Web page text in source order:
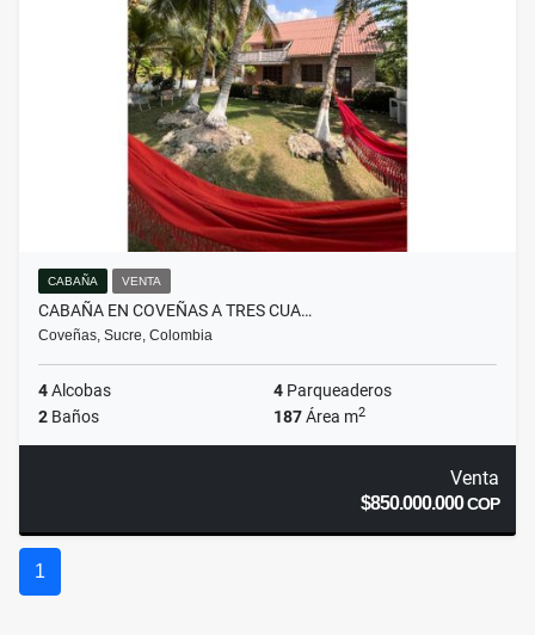
CABAÑA VENTA
CABAÑA EN COVEÑAS A TRES CUA…
Coveñas, Sucre, Colombia
4Alcobas 4 Parqueaderos
2 Baños 187Área m2
Venta
$850.000.000COP
1